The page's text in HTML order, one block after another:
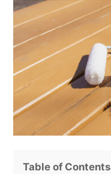
Table of Contents